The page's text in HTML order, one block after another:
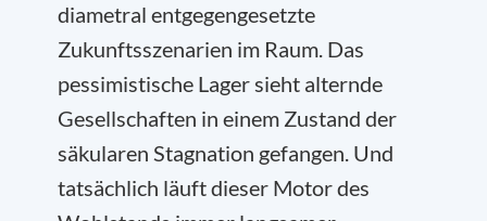
diametral entgegengesetzte
Zukunftsszenarien im Raum. Das
pessimistische Lager sieht alternde
Gesellschaften in einem Zustand der
säkularen Stagnation gefangen. Und
tatsächlich läuft dieser Motor des